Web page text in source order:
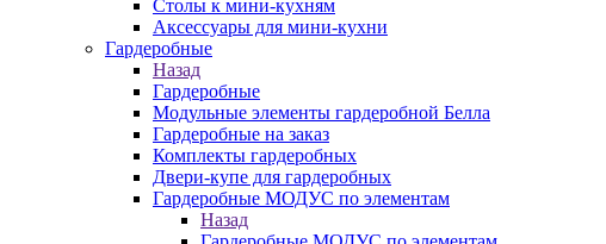
Столы к мини-кухням
Аксессуары для мини-кухни
Гардеробные
Назад
Гардеробные
Модульные элементы гардеробной Белла
Гардеробные на заказ
Комплекты гардеробных
Двери-купе для гардеробных
Гардеробные МОДУС по элементам
Назад